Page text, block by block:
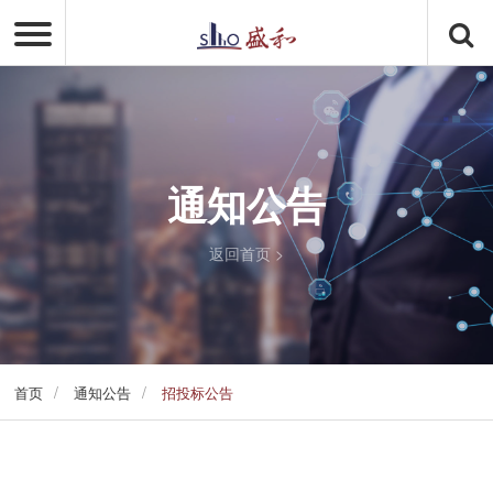
通知公告
返回首页 >
首页 / 通知公告 / 招投标公告